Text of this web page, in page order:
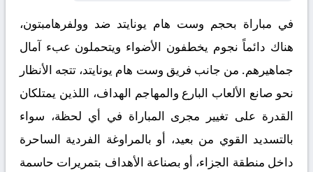
في مباراة بحجم وست هام يونايتد ضد وولفرهامبتون،
هناك دائماً نجوم يخطفون الأضواء ويتحملون عبء آمال
جماهيرهم. من جانب فريق وست هام يونايتد، تتجه الأنظار
نحو صانع الألعاب البارع والمهاجم الهداف، اللذين يمتلكان
القدرة على تغيير مجرى المباراة في أي لحظة، سواء
بالتسديد القوي من بعيد، أو بالمراوغة الفردية الساحرة
داخل منطقة الجزاء، أو بصناعة الأهداف بتمريرات حاسمة